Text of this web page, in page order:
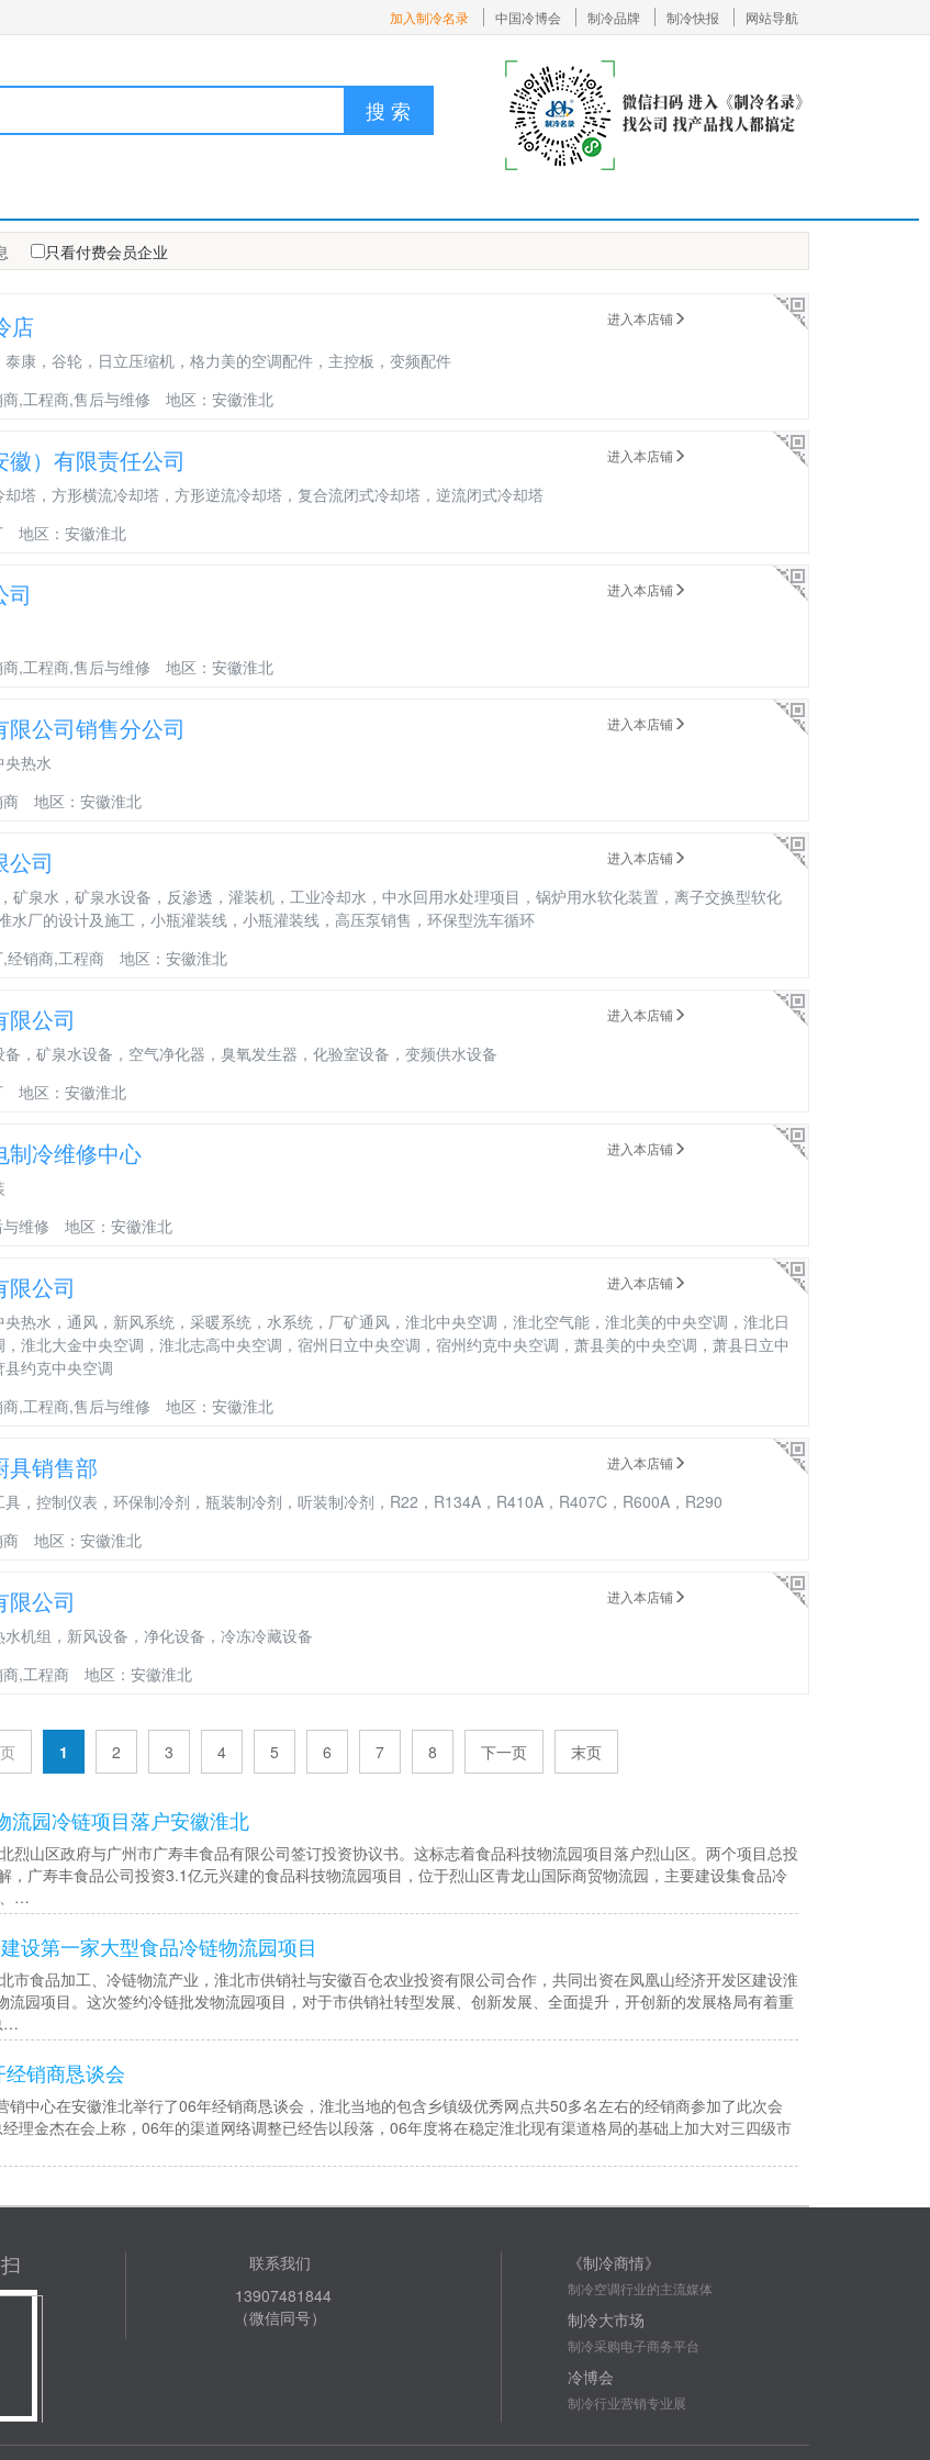
加入制冷名录 中国冷博会 制冷品牌 制冷快报 网站导航
搜 索
只看付费会员企业
店 进入本店铺
康，谷轮，日立压缩机，格力美的空调配件，主控板，变频配件
,工程商,售后与维修
地区：安徽淮北
）有限责任公司 进入本店铺
塔，方形横流冷却塔，方形逆流冷却塔，复合流闭式冷却塔，逆流闭式冷却塔
地区：安徽淮北
司 进入本店铺
,工程商,售后与维修
地区：安徽淮北
公司销售分公司 进入本店铺
央热水
地区：安徽淮北
公司 进入本店铺
矿泉水，矿泉水设备，反渗透，灌装机，工业冷却水，中水回用水处理项目，锅炉用水软化装置，离子交换型软化
水厂的设计及施工，小瓶灌装线，小瓶灌装线，高压泵销售，环保型洗车循环
经销商,工程商
地区：安徽淮北
限公司 进入本店铺
，矿泉水设备，空气净化器，臭氧发生器，化验室设备，变频供水设备
地区：安徽淮北
制冷维修中心 进入本店铺
维修
地区：安徽淮北
限公司 进入本店铺
热水，通风，新风系统，采暖系统，水系统，厂矿通风，淮北中央空调，淮北空气能，淮北美的中央空调，淮北日
淮北大金中央空调，淮北志高中央空调，宿州日立中央空调，宿州约克中央空调，萧县美的中央空调，萧县日立中
约克中央空调
,工程商,售后与维修
地区：安徽淮北
具销售部 进入本店铺
，控制仪表，环保制冷剂，瓶装制冷剂，听装制冷剂，R22，R134A，R410A，R407C，R600A，R290
地区：安徽淮北
限公司 进入本店铺
机组，新风设备，净化设备，冷冻冷藏设备
,工程商
地区：安徽淮北
1 2 3 4 5 6 7 8 下一页 末页
流园冷链项目落户安徽淮北
山区政府与广州市广寿丰食品有限公司签订投资协议书。这标志着食品科技物流园项目落户烈山区。两个项目总投
寿丰食品公司投资3.1亿元兴建的食品科技物流园项目，位于烈山区青龙山国际商贸物流园，主要建设集食品冷
、…
设第一家大型食品冷链物流园项目
食品加工、冷链物流产业，淮北市供销社与安徽百仓农业投资有限公司合作，共同出资在凤凰山经济开发区建设淮
流园项目。这次签约冷链批发物流园项目，对于市供销社转型发展、创新发展、全面提升，开创新的发展格局有着重
…
销商恳谈会
销中心在安徽淮北举行了06年经销商恳谈会，淮北当地的包含乡镇级优秀网点共50多名左右的经销商参加了此次会
理金杰在会上称，06年的渠道网络调整已经告以段落，06年度将在稳定淮北现有渠道格局的基础上加大对三四级市
联系我们
13907481844
（微信同号）
《制冷商情》
制冷空调行业的主流媒体
制冷大市场
制冷采购电子商务平台
冷博会
制冷行业营销专业展